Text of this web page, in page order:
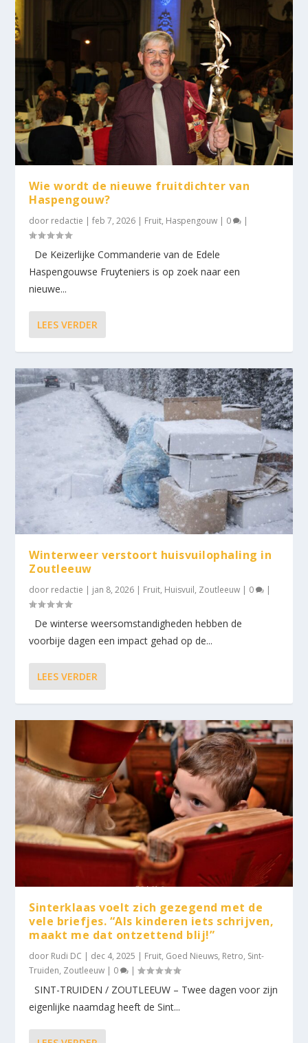
Wie wordt de nieuwe fruitdichter van
Haspengouw?
door redactie |feb 7, 2026 | Fruit, Haspengouw | 0 |
De Keizerlijke Commanderie van de Edele
Haspengouwse Fruyteniers is op zoek naar een
nieuwe...
LEES VERDER
Winterweer verstoort huisvuilophaling in
Zoutleeuw
door redactie | jan 8, 2026 | Fruit, Huisvuil, Zoutleeuw | 0 |
De winterse weersomstandigheden hebben de
voorbije dagen een impact gehad op de...
LEES VERDER
Sinterklaas voelt zich gezegend met de
vele briefjes. “Als kinderen iets schrijven,
maakt me dat ontzettend blij!”
door Rudi DC | dec 4, 2025 | Fruit, Goed Nieuws, Retro, Sint-
Truiden, Zoutleeuw | 0 |
SINT-TRUIDEN / ZOUTLEEUW – Twee dagen voor zijn
eigenlijke naamdag heeft de Sint...